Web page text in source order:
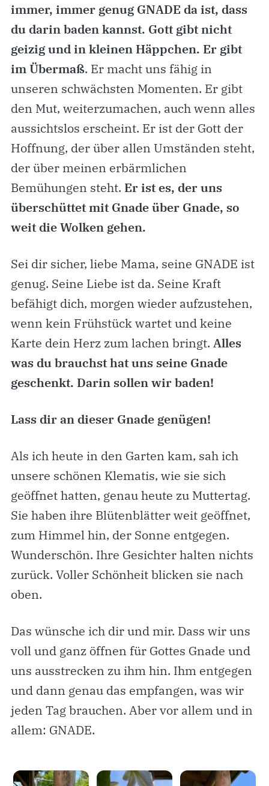
immer, immer genug GNADE da ist, dass
du darin baden kannst. Gott gibt nicht
geizig und in kleinen Häppchen. Er gibt
im Übermaß. Er macht uns fähig in
unseren schwächsten Momenten. Er gibt
den Mut, weiterzumachen, auch wenn alles
aussichtslos erscheint. Er ist der Gott der
Hoffnung, der über allen Umständen steht,
der über meinen erbärmlichen
Bemühungen steht. Er ist es, der uns
überschüttet mit Gnade über Gnade, so
weit die Wolken gehen.
Sei dir sicher, liebe Mama, seine GNADE ist
genug. Seine Liebe ist da. Seine Kraft
befähigt dich, morgen wieder aufzustehen,
wenn kein Frühstück wartet und keine
Karte dein Herz zum lachen bringt. Alles
was du brauchst hat uns seine Gnade
geschenkt. Darin sollen wir baden!
Lass dir an dieser Gnade genügen!
Als ich heute in den Garten kam, sah ich
unsere schönen Klematis, wie sie sich
geöffnet hatten, genau heute zu Muttertag.
Sie haben ihre Blütenblätter weit geöffnet,
zum Himmel hin, der Sonne entgegen.
Wunderschön. Ihre Gesichter halten nichts
zurück. Voller Schönheit blicken sie nach
oben.
Das wünsche ich dir und mir. Dass wir uns
voll und ganz öffnen für Gottes Gnade und
uns ausstrecken zu ihm hin. Ihm entgegen
und dann genau das empfangen, was wir
jeden Tag brauchen. Aber vor allem und in
allem: GNADE.